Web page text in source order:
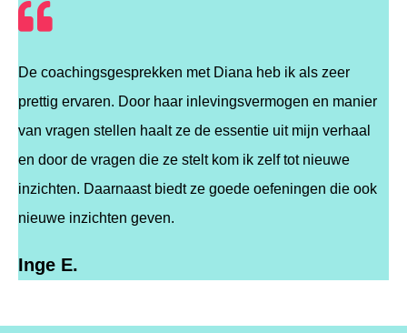
De coachingsgesprekken met Diana heb ik als zeer
prettig ervaren. Door haar inlevingsvermogen en manier
van vragen stellen haalt ze de essentie uit mijn verhaal
en door de vragen die ze stelt kom ik zelf tot nieuwe
inzichten. Daarnaast biedt ze goede oefeningen die ook
nieuwe inzichten geven.
Inge E.